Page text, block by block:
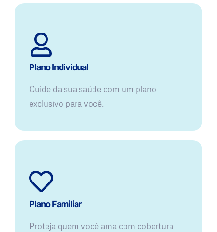
Plano Individual
Cuide da sua saúde com um plano
exclusivo para você.
Plano Familiar
Proteja quem você ama com cobertura